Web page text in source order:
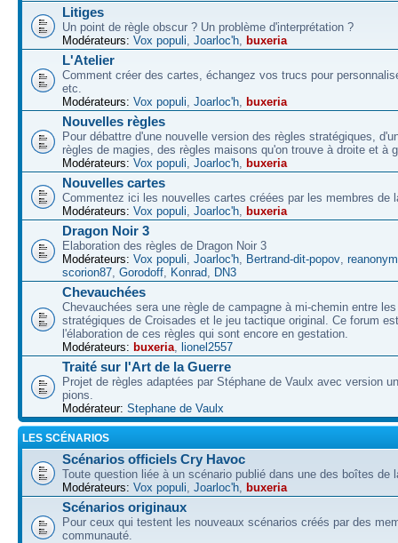
Litiges
Un point de règle obscur ? Un problème d'interprétation ?
Modérateurs: Vox populi, Joarloc'h, buxeria
L'Atelier
Comment créer des cartes, échangez vos trucs pour
etc.
Modérateurs: Vox populi, Joarloc'h, buxeria
Nouvelles règles
Pour débattre d'une nouvelle version des règles stratégiques,
règles de magies, des règles maisons qu'on trouve à droite et à
Modérateurs: Vox populi, Joarloc'h, buxeria
Nouvelles cartes
Commentez ici les nouvelles cartes créées par les membres de
Modérateurs: Vox populi, Joarloc'h, buxeria
Dragon Noir 3
Elaboration des règles de Dragon Noir 3
Modérateurs: Vox populi, Joarloc'h, Bertrand-dit-popov,
scorion87, Gorodoff, Konrad, DN3
Chevauchées
Chevauchées sera une règle de campagne à mi-chemin entre
stratégiques de Croisades et le jeu tactique original. Ce forum
l'élaboration de ces règles qui sont encore en gestation.
Modérateurs: buxeria, lionel2557
Traité sur l'Art de la Guerre
Projet de règles adaptées par Stéphane de Vaulx avec version
pions.
Modérateur: Stephane de Vaulx
LES SCÉNARIOS
Scénarios officiels Cry Havoc
Toute question liée à un scénario publié dans une des boîtes de
Modérateurs: Vox populi, Joarloc'h, buxeria
Scénarios originaux
Pour ceux qui testent les nouveaux scénarios créés par des
communauté.